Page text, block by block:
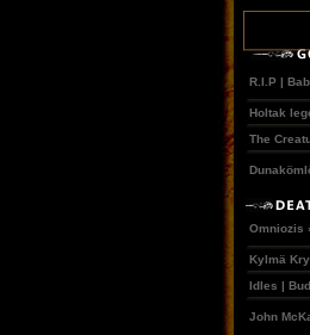
R.I.P |
Holtak
The
Omniozis
Kylmä
Idles |
John